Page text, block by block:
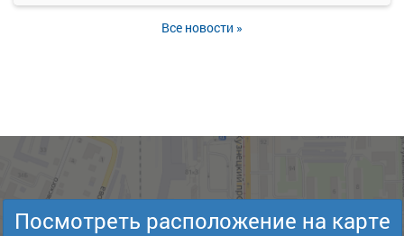
Все новости »
Посмотреть расположение на карте